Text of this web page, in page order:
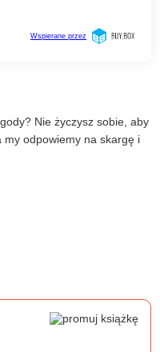
Nie życzysz sobie, aby
my odpowiemy na skargę i